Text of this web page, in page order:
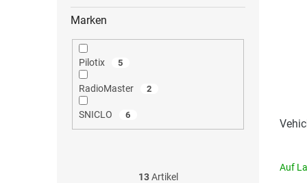
Marken
Pilotix 5
RadioMaster 2
SNICLO 6
13Artikel
Auf